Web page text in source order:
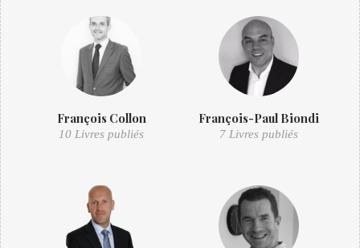
François Collon
10 Livres publiés
François-Paul Biondi
7 Livres publiés